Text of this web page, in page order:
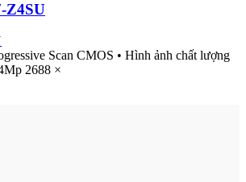
Z4SU
Scan CMOS • Hình ảnh chất lượng
2688 ×